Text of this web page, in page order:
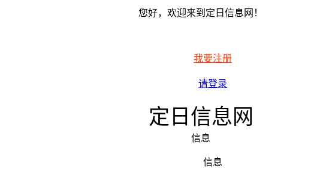
您好，欢迎来到定日信息网！
我要注册
请登录
定日信息网
信息
信息